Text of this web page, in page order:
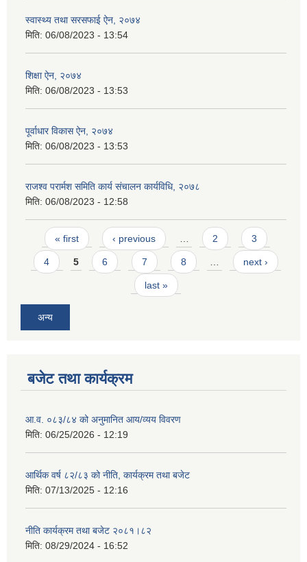
स्वास्थ्य तथा सरसफाई ऐन, २०७४
मिति: 06/08/2023 - 13:54
शिक्षा ऐन, २०७४
मिति: 06/08/2023 - 13:53
पूर्वाधार विकास ऐन, २०७४
मिति: 06/08/2023 - 13:53
राजश्व परार्मश समिति कार्य संचालन कार्यविधि, २०७८
मिति: 06/08/2023 - 12:58
Pages
« first ‹ previous … 2 3
4 5 6 7 8 … next ›
last »
अन्य
बजेट तथा कार्यक्रम
आ.व. ०८३/८४ को अनुमानित आय/व्यय विवरण
मिति: 06/25/2026 - 12:19
आर्थिक वर्ष ८२/८३ को नीति, कार्यक्रम तथा बजेट
मिति: 07/13/2025 - 12:16
नीति कार्यक्रम तथा बजेट २०८१।८२
मिति: 08/29/2024 - 16:52